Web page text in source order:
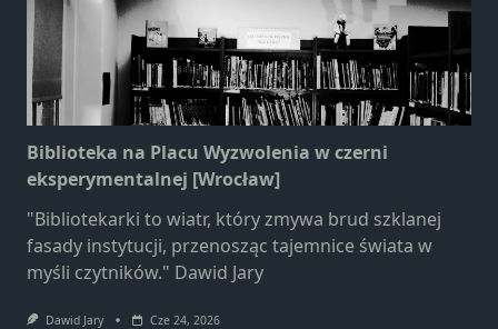
Biblioteka na Placu Wyzwolenia w czerni
eksperymentalnej [Wrocław]
"Bibliotekarki to wiatr, który zmywa brud szklanej
fasady instytucji, przenosząc tajemnice świata w
myśli czytników." Dawid Jary
Dawid Jary Cze 24, 2026